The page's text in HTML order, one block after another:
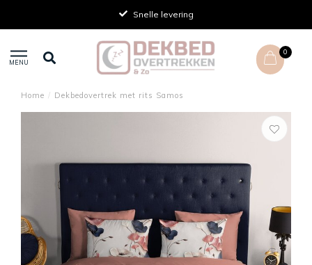
Achteraf betalen
MENU
0
Home / Dekbedovertrek met rits Samos